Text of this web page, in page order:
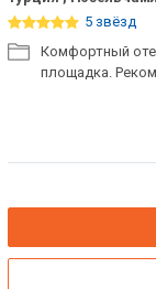
5 звёзд
Комфортный
площадка.